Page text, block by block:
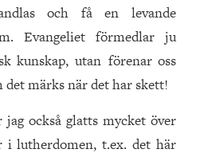
och få en levande
Evangeliet förmedlar ju
kunskap, utan förenar oss
det märks när det har skett!
också glatts mycket över
i lutherdomen, t.ex. det här